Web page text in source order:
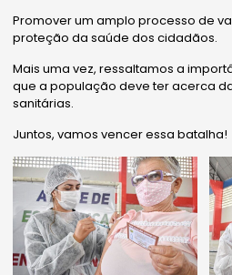
Promover um amplo processo de
proteção da saúde dos cidadãos.
Mais uma vez, ressaltamos a
que a população deve ter acerca
sanitárias.
Juntos, vamos vencer essa batalha!